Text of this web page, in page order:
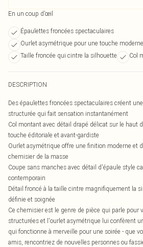
En un coup d’œil
Épaulettes froncées spectaculaires
Ourlet asymétrique pour une touche moderne
Taille froncée qui cintre la silhouette
Col
DESCRIPTION
Des épaulettes froncées spectaculaires créent
structurée qui fait sensation instantanément
Col montant avec détail drapé délicat sur le haut
touche éditoriale et avant-gardiste
Ourlet asymétrique offre une finition moderne et
chemisier de la masse
Coupe sans manches avec détail d'épaule style
contemporain
Détail froncé à la taille cintre magnifiquement la
définie et soignée
Ce chemisier est le genre de pièce qui parle pour
structurées et l'ourlet asymétrique lui confèrent
qui fonctionne à merveille pour une soirée - que
amis, rencontriez de nouvelles personnes ou